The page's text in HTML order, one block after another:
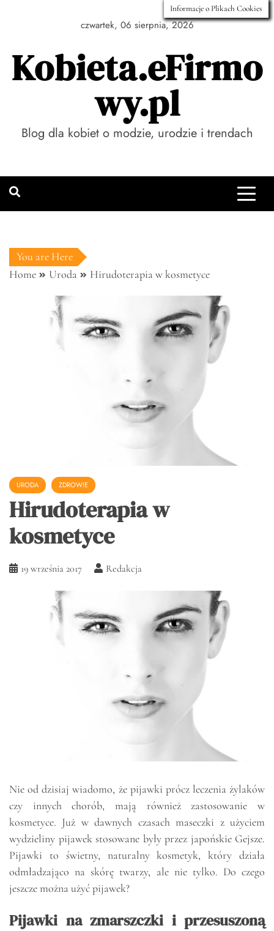
czwartek, 06 sierpnia, 2026
Kobieta.eFirmo
wy.pl
Blog dla kobiet o modzie, urodzie i trendach
You are Here
Home
Uroda Hirudoterapia w kosmetyce
URODA ZDROWIE
Hirudoterapia w
kosmetyce
19 września 2017 Redakcja
Nie od dzisiaj wiadomo, że pijawki prócz leczenia żylaków
czy innych chorób, mają również zastosowanie w
kosmetyce. Już w dawnych czasach maseczki z użyciem
wydzieliny pijawek stosowane były przez japońskie Gejsze.
Pijawki to świetny, naturalny kosmetyk, który działa
odmładzająco na skórę twarzy, ale nie tylko. Do czego
jeszcze można użyć pijawek?
Pijawki na zmarszczki i przesuszoną
Informacje o Plikach Cookies